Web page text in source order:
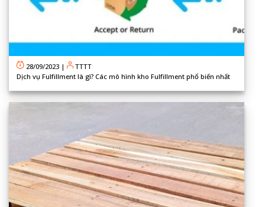
28/09/2023 |
TTTT
Dịch vụ Fulfillment là gì? Các mô hình kho Fulfillment phổ biến nhất